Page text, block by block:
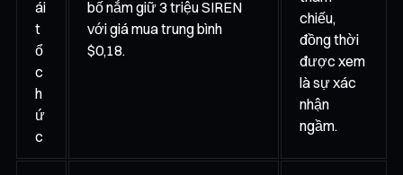
ái
t
ổ
c
h
ứ
c
bố nắm giữ 3 triệu SIREN
với giá mua trung bình
$0,18.
chiếu,
đồng thời
được xem
là sự xác
nhận
ngầm.